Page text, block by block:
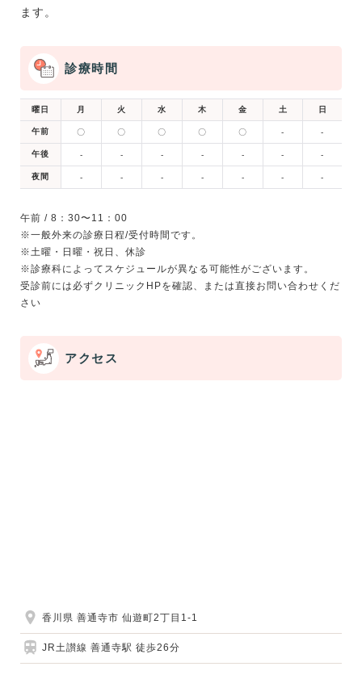
ます。
診療時間
曜日 月 火 水 木 金 土 日
午前 〇 〇 〇 〇 〇 - -
午後 - - - - - - -
夜間 - - - - - - -
午前 / 8：30〜11：00
※一般外来の診療日程/受付時間です。
※土曜・日曜・祝日、休診
※診療科によってスケジュールが異なる可能性がございます。
受診前には必ずクリニックHPを確認、または直接お問い合わせくだ
アクセス
香川県 善通寺市 仙遊町2丁目1-1
JR土讃線 善通寺駅 徒歩26分